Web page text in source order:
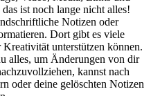
ist noch lange nicht alles!
Notizen oder
Dort gibt es viele
unterstützen können.
alles, um Änderungen von dir
kannst nach
oder deine gelöschten Notizen